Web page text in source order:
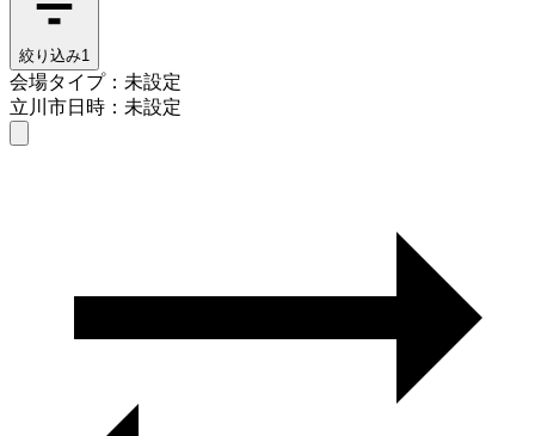
絞り込み1
会場タイプ：未設定
立川市日時：未設定